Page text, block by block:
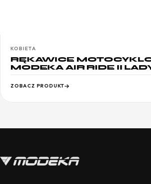
KOBIETA
RĘKAWICE
MODEKA AIR RIDE II
ZOBACZ PRODUKT